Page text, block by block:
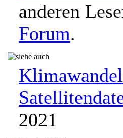
anderen
Forum.
2021